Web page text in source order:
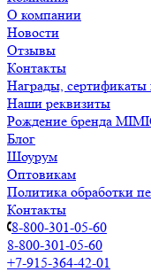
О компании
Новости
Отзывы
Контакты
Награды, сертификаты
Наши реквизиты
Рождение бренда
Блог
Шоурум
Оптовикам
Политика обработки
Контакты
8-800-301-05-60
8-800-301-05-60
+7-915-364-42-01